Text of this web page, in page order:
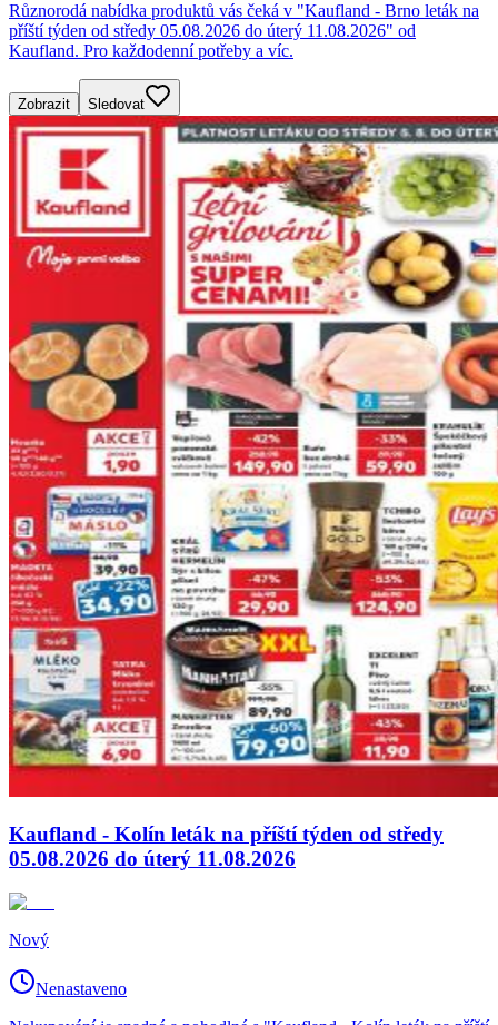
Různorodá nabídka produktů vás čeká v "Kaufland - Brno leták na
příští týden od středy 05.08.2026 do úterý 11.08.2026" od
Kaufland. Pro každodenní potřeby a víc.
Zobrazit Sledovat
Kaufland - Kolín leták na příští týden od středy
05.08.2026 do úterý 11.08.2026
Nový
Nenastaveno